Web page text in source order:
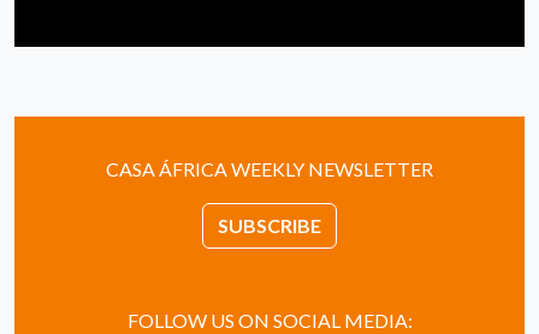
CASA ÁFRICA WEEKLY NEWSLETTER
SUBSCRIBE
FOLLOW US ON SOCIAL MEDIA: